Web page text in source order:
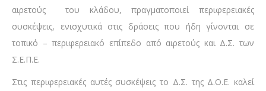
αιρετούς του κλάδου, πραγματοποιεί περιφερειακές
συσκέψεις, ενισχυτικά στις δράσεις που ήδη γίνονται σε
τοπικό – περιφερειακό επίπεδο από αιρετούς και Δ.Σ. των
Σ.Ε.Π.Ε.
Στις περιφερειακές αυτές συσκέψεις το Δ.Σ. της Δ.Ο.Ε. καλεί